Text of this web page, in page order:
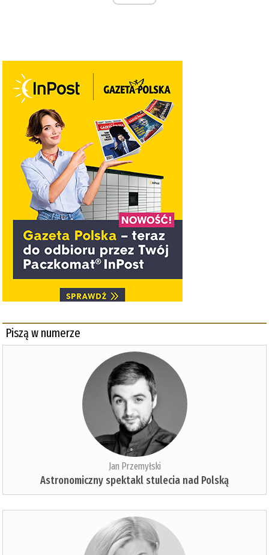
Piszą w numerze
Jan Przemyłski
Astronomiczny spektakl stulecia nad Polską